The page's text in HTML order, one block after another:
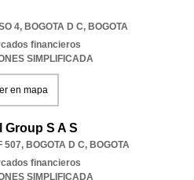
4, BOGOTA D C, BOGOTA
financieros
SIMPLIFICADA
en mapa
S A S
507, BOGOTA D C, BOGOTA
financieros
SIMPLIFICADA